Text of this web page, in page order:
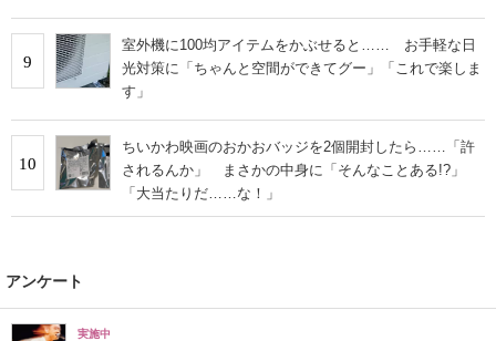
9
室外機に100均アイテムをかぶせると…… お手軽な日
光対策に「ちゃんと空間ができてグー」「これで楽しま
す」
10
ちいかわ映画のおかおバッジを2個開封したら……「許
されるんか」 まさかの中身に「そんなことある!?」
「大当たりだ……な！」
アンケート
実施中